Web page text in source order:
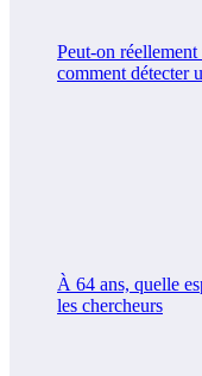
Peut-on
comment détecter
À 64 ans, quelle
les chercheurs